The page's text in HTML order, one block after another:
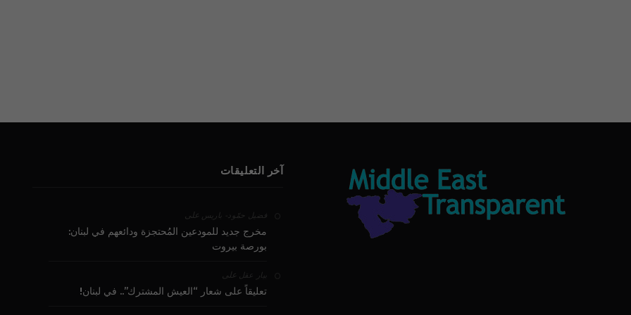
آخر التعليقات
فضيل حمّود - باريس على
مخرج جديد للمودعين المُحتجزة ودائعهم في لبنان:
بورصة بيروت
بيار عقل على
تعليقاً على شعار “العيش المشترك”.. في لبنان!